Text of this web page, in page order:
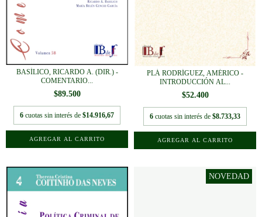
BASÍLICO, RICARDO A. (DIR.) -
COMENTARIO...
$89.500
6 cuotas sin interés de $14.916,67
PLÁ RODRÍGUEZ, AMÉRICO -
INTRODUCCIÓN AL...
$52.400
6 cuotas sin interés de $8.733,33